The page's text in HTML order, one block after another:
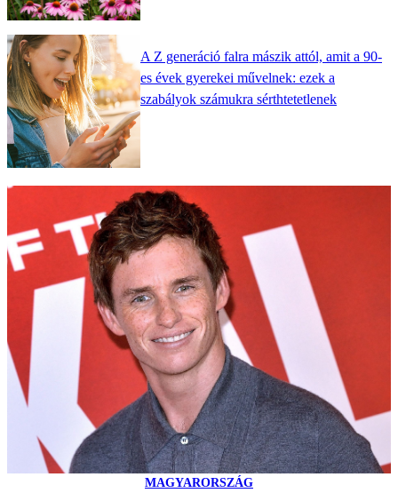
A Z generáció falra mászik attól, amit a 90-
es évek gyerekei művelnek: ezek a
szabályok számukra sérthtetetlenek
MAGYARORSZÁG